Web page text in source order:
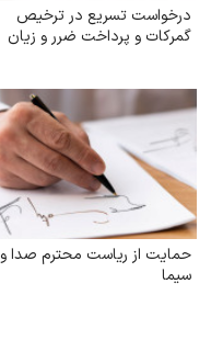
درخواست تسریع در ترخیص
گمرکات و پرداخت ضرر و زیان
حمایت از ریاست محترم صدا و
سیما